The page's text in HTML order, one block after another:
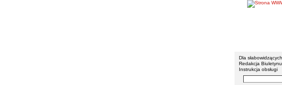
BIP -
Menu dodatkowe
Dla słabowidzących
Redakcja Biuletynu
Instrukcja obsługi
Wyszukiwarka